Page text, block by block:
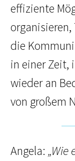
effiziente
die
in einer Zeit,
wieder an
von großem
Angela: „Wie